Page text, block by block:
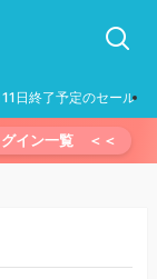
日終了予定のセール
イン一覧 ＜＜